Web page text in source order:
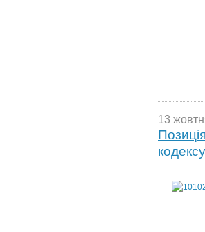
13